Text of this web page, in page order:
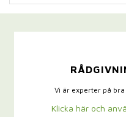
Vi är experter på
Klicka här och